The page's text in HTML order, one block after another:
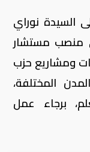
السيدة نوراي
منصب مستشار
ومشاريع حزب
المختلفة،
برجاء عمل